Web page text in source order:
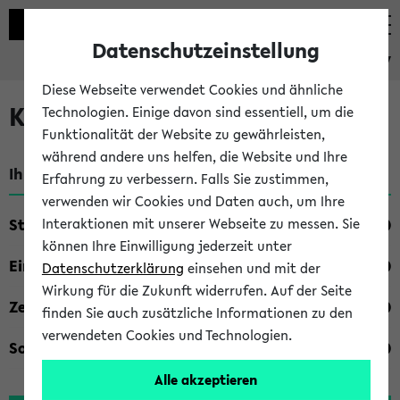
eKVV
Kombisuche im eKVV
Ihre Suchkriterien:
Studienfach
Einrichtung
Zeiten
Sonstiges
Datenschutzeinstellung
Diese Webseite verwendet Cookies und ähnliche
Technologien. Einige davon sind essentiell, um die
Funktionalität der Website zu gewährleisten,
während andere uns helfen, die Website und Ihre
Erfahrung zu verbessern. Falls Sie zustimmen,
verwenden wir Cookies und Daten auch, um Ihre
Interaktionen mit unserer Webseite zu messen. Sie
können Ihre Einwilligung jederzeit unter
Datenschutzerklärung einsehen und mit der
Wirkung für die Zukunft widerrufen. Auf der Seite
finden Sie auch zusätzliche Informationen zu den
verwendeten Cookies und Technologien.
Alle akzeptieren